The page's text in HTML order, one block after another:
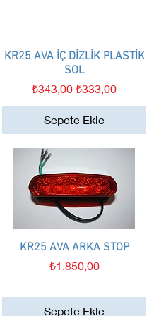
Hızlı Bakış
KR25 AVA İÇ DİZLİK PLASTİK
SOL
Normal Fiyat
₺343,00 İndirimli Fiyat
₺333,00
Sepete Ekle
Hızlı Bakış
KR25 AVA ARKA STOP
Fiyat
₺1.850,00
Sepete Ekle